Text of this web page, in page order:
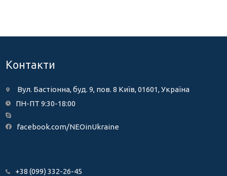
Контакти
Вул. Бастіонна, буд. 9, пов. 8 Київ, 01601, Україна
ПН-ПТ 9:30-18:00
facebook.com/NEOinUkraine
+38 (099) 332-26-45